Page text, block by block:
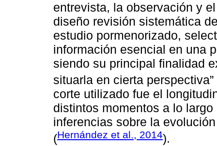
entrevista, la observación y
diseño revisión sistemática
estudio pormenorizado,
información esencial en una
siendo su principal finalidad
situarla en cierta perspectiva”
corte utilizado fue el
distintos momentos a lo
inferencias sobre la
(Hernández et al., 2014).